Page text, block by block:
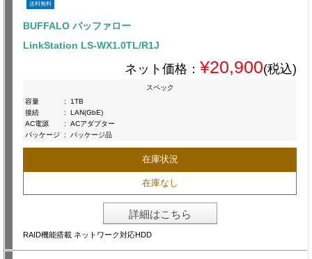
送料無料
BUFFALO バッファロー
LinkStation LS-WX1.0TL/R1J
ネット価格： ¥20,900(税込)
スペック
容量
:
1TB
接続
:
LAN(GbE)
AC電源
:
ACアダプター
パッケージ
: パッケージ品
在庫状況
在庫なし
詳細はこちら
RAID機能搭載 ネットワーク対応HDD